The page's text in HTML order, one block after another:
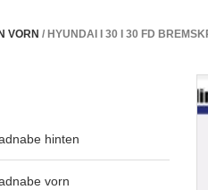
VORN / HYUNDAI I 30 I 30 FD
hinten
vorn